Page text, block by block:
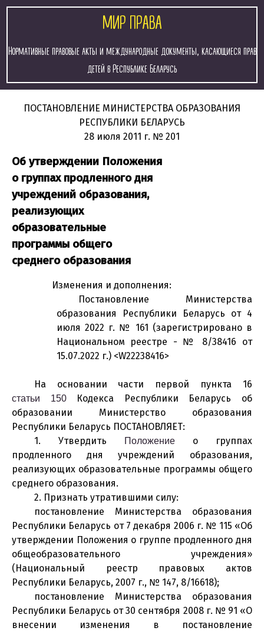
МИР ПРАВА
Нормативные правовые акты и международные документы, касающиеся прав
детей в Республике Беларусь
ПОСТАНОВЛЕНИЕ МИНИСТЕРСТВА ОБРАЗОВАНИЯ
РЕСПУБЛИКИ БЕЛАРУСЬ
28 июля 2011 г. № 201
Об утверждении Положения
о группах продленного дня
учреждений образования,
реализующих
образовательные
программы общего
среднего образования
Изменения и дополнения:
Постановление Министерства
образования Республики Беларусь от 4
июля 2022 г. № 161 (зарегистрировано в
Национальном реестре - № 8/38416 от
15.07.2022 г.) <W22238416>
На основании части первой пункта 16
статьи 150Кодекса Республики Беларусь об
образовании Министерство образования
Республики Беларусь ПОСТАНОВЛЯЕТ:
1. Утвердить
Положениео группах
продленного дня учреждений образования,
реализующих образовательные программы общего
среднего образования.
2. Признать утратившими силу:
постановление Министерства образования
Республики Беларусь от 7 декабря 2006 г. № 115 «Об
утверждении Положения о группе продленного дня
общеобразовательного учреждения»
(Национальный реестр правовых актов
Республики Беларусь, 2007 г., № 147, 8/16618);
постановление Министерства образования
Республики Беларусь от 30 сентября 2008 г. № 91 «О
внесении изменения в постановление